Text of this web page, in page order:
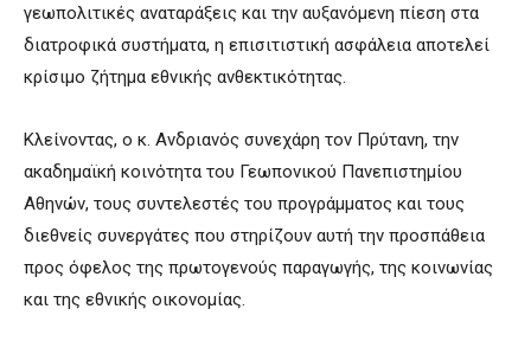
γεωπολιτικές αναταράξεις και την αυξανόμενη πίεση στα
διατροφικά συστήματα, η επισιτιστική ασφάλεια αποτελεί
κρίσιμο ζήτημα εθνικής ανθεκτικότητας.
Κλείνοντας, ο κ. Ανδριανός συνεχάρη τον Πρύτανη, την
ακαδημαϊκή κοινότητα του Γεωπονικού Πανεπιστημίου
Αθηνών, τους συντελεστές του προγράμματος και τους
διεθνείς συνεργάτες που στηρίζουν αυτή την προσπάθεια
προς όφελος της πρωτογενούς παραγωγής, της κοινωνίας
και της εθνικής οικονομίας.